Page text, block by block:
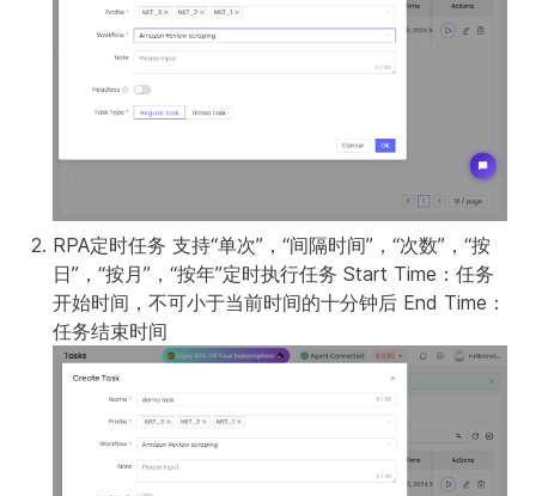
RPA定时任务 支持“单次”，“间隔时间”，“次数”，“按
日”，“按月”，“按年”定时执行任务 Start Time：任务
开始时间，不可小于当前时间的十分钟后 End Time：
任务结束时间